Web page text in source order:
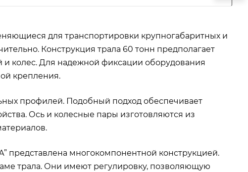
для транспортировки крупногабаритных и
Конструкция трала 60 тонн предполагает
колес. Для надежной фиксации оборудования
крепления.
профилей. Подобный подход обеспечивает
Ось и колесные пары изготовляются из
представлена многокомпонентной конструкцией.
трала. Они имеют регулировку, позволяющую